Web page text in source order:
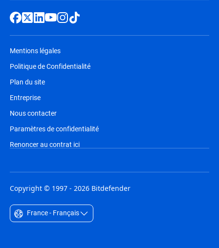
Mentions légales
Politique de Confidentialité
Plan du site
Entreprise
Nous contacter
Paramètres de confidentialité
Renoncer au contrat ici
Copyright © 1997 - 2026 Bitdefender
France - Français